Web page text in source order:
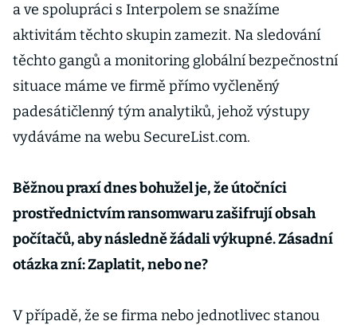
a ve spolupráci s Interpolem se snažíme
aktivitám těchto skupin zamezit. Na sledování
těchto gangů a monitoring globální bezpečnostní
situace máme ve firmě přímo vyčleněný
padesátičlenný tým analytiků, jehož výstupy
vydáváme na webu SecureList.com.
Běžnou praxí dnes bohužel je, že útočníci
prostřednictvím ransomwaru zašifrují obsah
počítačů, aby následně žádali výkupné. Zásadní
otázka zní: Zaplatit, nebo ne?
V případě, že se firma nebo jednotlivec stanou